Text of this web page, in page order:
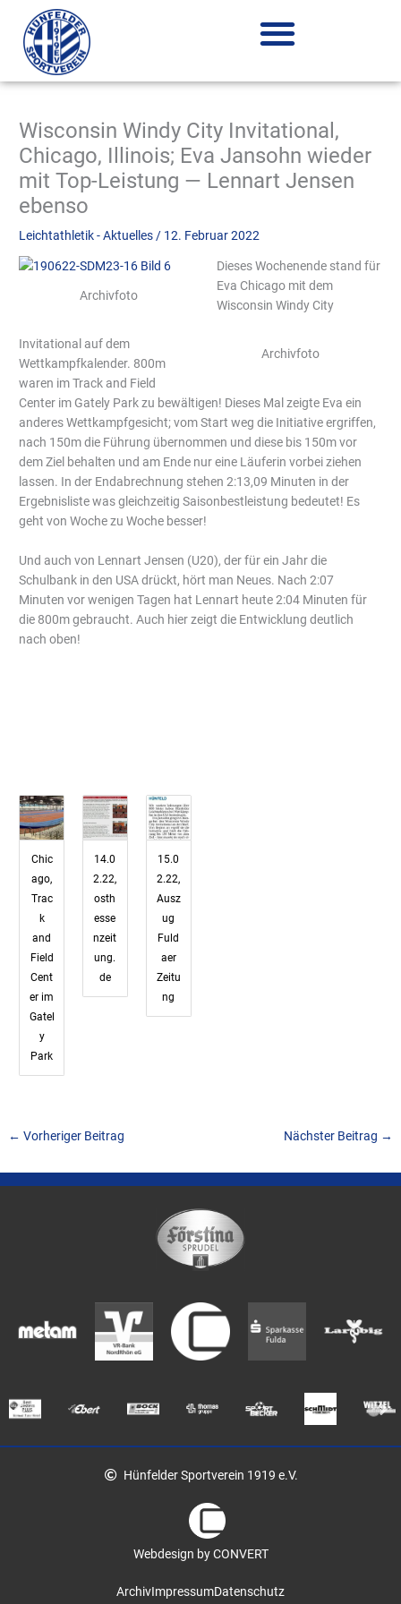
Inhalt
springen
Wisconsin Windy City Invitational,
Chicago, Illinois; Eva Jansohn wieder
mit Top-Leistung — Lennart Jensen
ebenso
Leichtathletik - Aktuelles / 12. Februar 2022
Archivfoto
Archivfoto
Dieses Wochenende stand für
Eva Chicago mit dem
Wisconsin Windy City
Invitational auf dem
Wettkampfkalender. 800m
waren im Track and Field
Center im Gately Park zu bewältigen! Dieses Mal zeigte Eva ein
anderes Wettkampfgesicht; vom Start weg die Initiative ergriffen,
nach 150m die Führung übernommen und diese bis 150m vor
dem Ziel behalten und am Ende nur eine Läuferin vorbei ziehen
lassen. In der Endabrechnung stehen 2:13,09 Minuten in der
Ergebnisliste was gleichzeitig Saisonbestleistung bedeutet! Es
geht von Woche zu Woche besser!
Und auch von Lennart Jensen (U20), der für ein Jahr die
Schulbank in den USA drückt, hört man Neues. Nach 2:07
Minuten vor wenigen Tagen hat Lennart heute 2:04 Minuten für
die 800m gebraucht. Auch hier zeigt die Entwicklung deutlich
nach oben!
Chic
ago,
Trac
k
and
Field
Cent
er im
Gatel
y
Park
14.0
2.22,
osth
esse
nzeit
ung.
de
15.0
2.22,
Ausz
ug
Fuld
aer
Zeitu
ng
← Vorheriger Beitrag Nächster Beitrag →
Hünfelder Sportverein 1919 e.V.
Webdesign by CONVERT
ArchivImpressumDatenschutz